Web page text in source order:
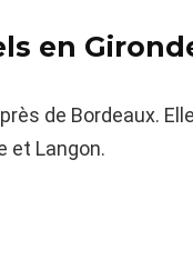
en
près de Bordeaux.
et Langon.